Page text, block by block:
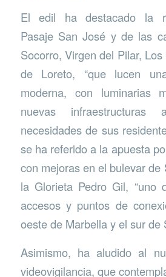
El edil ha destacado la
Pasaje San José y de las
Socorro, Virgen del Pilar,
de Loreto, “que lucen
moderna, con luminarias
nuevas
necesidades de sus
se ha referido a la apuesta
con mejoras en el bulevar de
la Glorieta Pedro Gil, “uno
accesos y puntos de
oeste de Marbella y el sur de
Asimismo, ha aludido al
videovigilancia, que